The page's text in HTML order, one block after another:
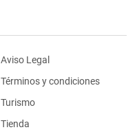
Aviso Legal
Términos y condiciones
Turismo
Tienda